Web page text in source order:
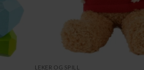
LEKER OG SPILL